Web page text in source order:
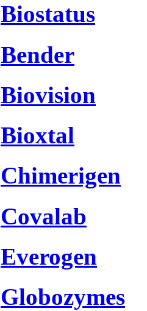
Biostatus
Bender
Biovision
Bioxtal
Chimerigen
Covalab
Everogen
Globozymes